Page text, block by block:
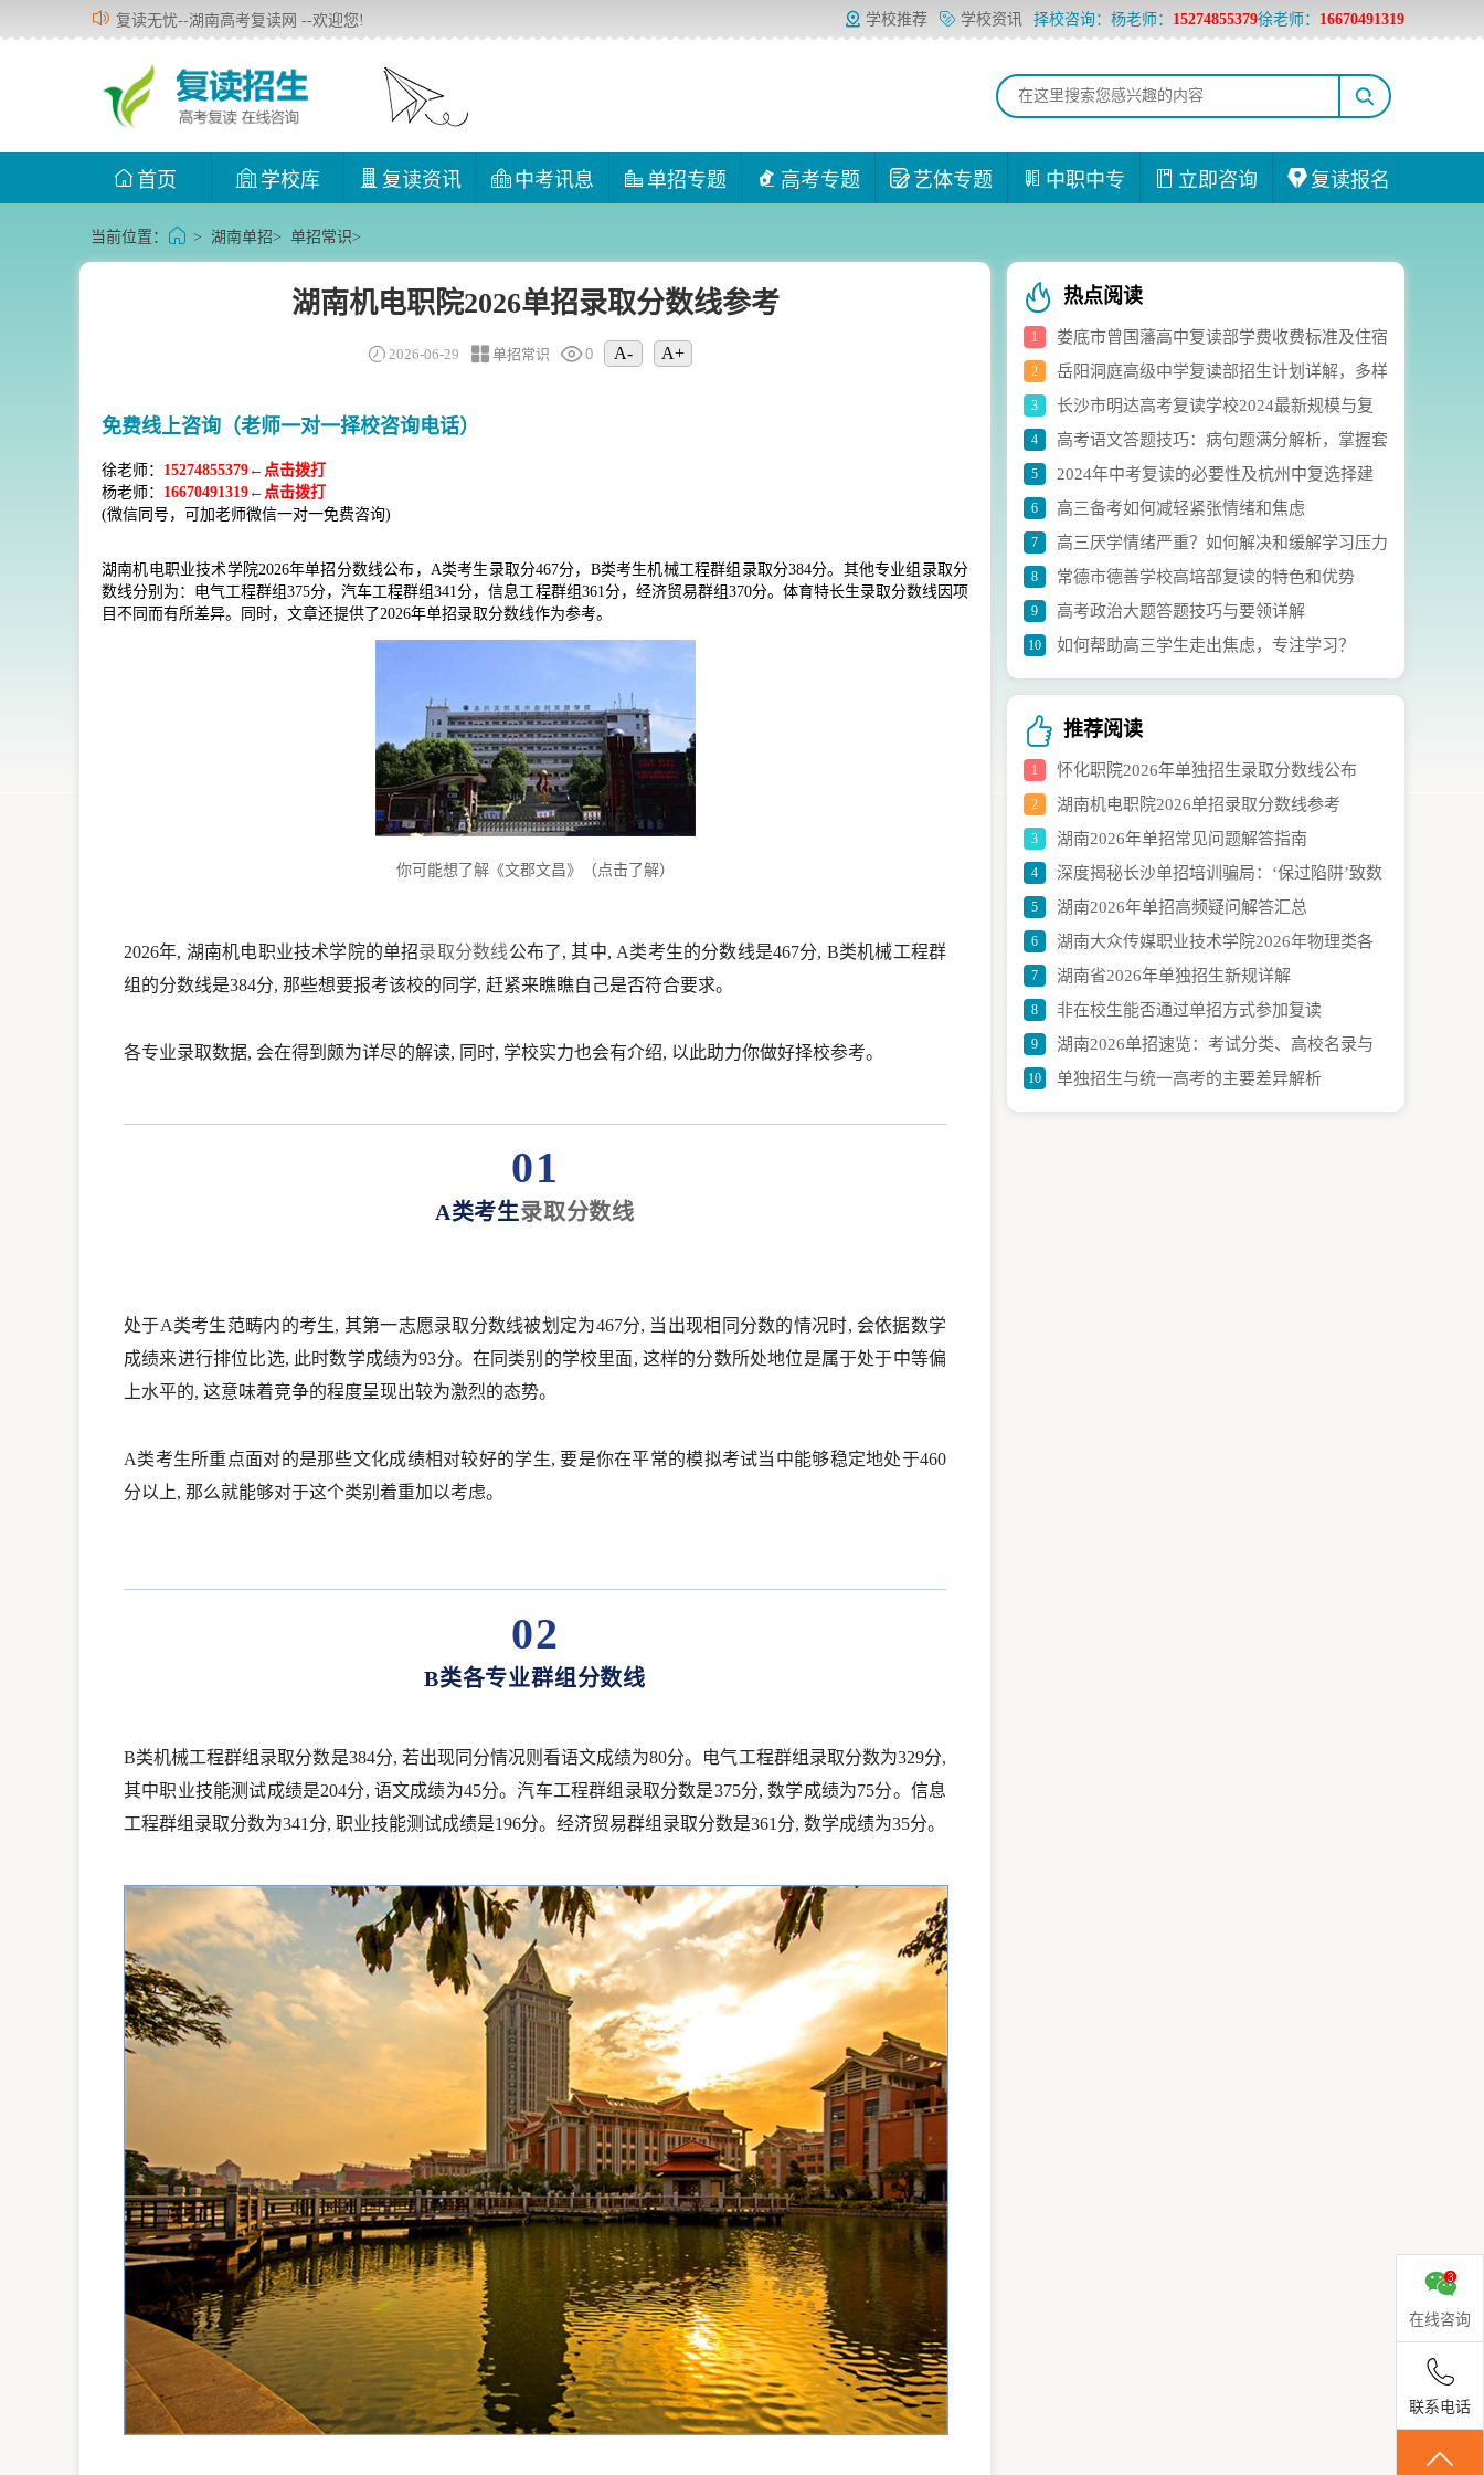
复读无忧--湖南高考复读网 --欢迎您!
首页 学校库 复读资讯 中考讯息 单招专题 高考专题 艺体专题 中职中专 立即咨询 复读报名
学校推荐 学校资讯 择校咨询：杨老师： 15274855379徐老师： 16670491319
当前位置： > 湖南单招> 单招常识>
湖南机电职院2026单招录取分数线参考
2026-06-29 单招常识 0 A- A+
免费线上咨询（老师一对一择校咨询电话）
徐老师： 15274855379←点击拨打
杨老师： 16670491319←点击拨打
(微信同号，可加老师微信一对一免费咨询)
湖南机电职业技术学院2026年单招分数线公布，A类考生录取分467分，B类考生机械工程群组录取分384分。其他专业组录取分
数线分别为：电气工程群组375分，汽车工程群组341分，信息工程群组361分，经济贸易群组370分。体育特长生录取分数线因项
目不同而有所差异。同时，文章还提供了2026年单招录取分数线作为参考。
你可能想了解《文郡文昌》（点击了解）
2026年, 湖南机电职业技术学院的单招录取分数线公布了, 其中, A类考生的分数线是467分, B类机械工程群
组的分数线是384分, 那些想要报考该校的同学, 赶紧来瞧瞧自己是否符合要求。
各专业录取数据, 会在得到颇为详尽的解读, 同时, 学校实力也会有介绍, 以此助力你做好择校参考。
01
A类考生录取分数线
处于A类考生范畴内的考生, 其第一志愿录取分数线被划定为467分, 当出现相同分数的情况时, 会依据数学
成绩来进行排位比选, 此时数学成绩为93分。在同类别的学校里面, 这样的分数所处地位是属于处于中等偏
上水平的, 这意味着竞争的程度呈现出较为激烈的态势。
A类考生所重点面对的是那些文化成绩相对较好的学生, 要是你在平常的模拟考试当中能够稳定地处于460
分以上, 那么就能够对于这个类别着重加以考虑。
02
B类各专业群组分数线
B类机械工程群组录取分数是384分, 若出现同分情况则看语文成绩为80分。电气工程群组录取分数为329分,
其中职业技能测试成绩是204分, 语文成绩为45分。汽车工程群组录取分数是375分, 数学成绩为75分。信息
工程群组录取分数为341分, 职业技能测试成绩是196分。经济贸易群组录取分数是361分, 数学成绩为35分。
热点阅读
1
娄底市曾国藩高中复读部学费收费标准及住宿
费用详解
2
岳阳洞庭高级中学复读部招生计划详解，多样
化选科组合助力学生成长
3
长沙市明达高考复读学校2024最新规模与复
读生人数实时统计
4
高考语文答题技巧：病句题满分解析，掌握套
路轻松应对
5
2024年中考复读的必要性及杭州中复选择建
议
6 高三备考如何减轻紧张情绪和焦虑
7 高三厌学情绪严重？如何解决和缓解学习压力
8 常德市德善学校高培部复读的特色和优势
9 高考政治大题答题技巧与要领详解
10 如何帮助高三学生走出焦虑，专注学习？
推荐阅读
1 怀化职院2026年单独招生录取分数线公布
2 湖南机电职院2026单招录取分数线参考
3 湖南2026年单招常见问题解答指南
4
深度揭秘长沙单招培训骗局：‘保过陷阱’致数
百学生中招
5 湖南2026年单招高频疑问解答汇总
6
湖南大众传媒职业技术学院2026年物理类各
专业录取分数线公布
7 湖南省2026年单独招生新规详解
8 非在校生能否通过单招方式参加复读
9
湖南2026单招速览：考试分类、高校名录与
复习策略
10 单独招生与统一高考的主要差异解析
在线咨询
联系电话